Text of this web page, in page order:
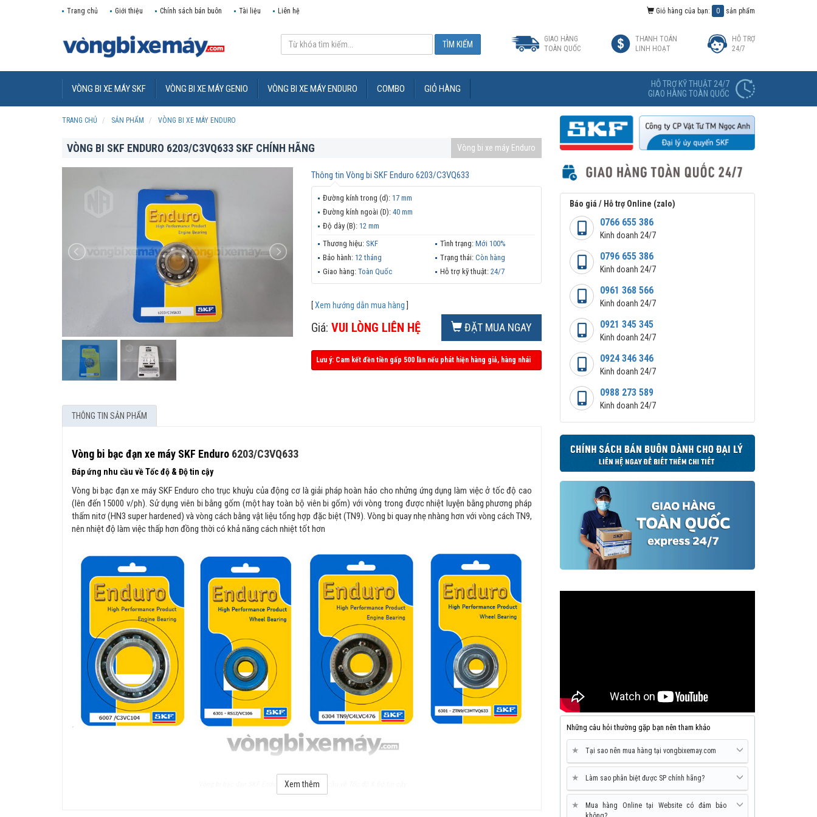
Trang chủ Giới thiệu Chính sách bán buôn Tài liệu Liên hệ Giỏ hàng của bạn: 0 sản phẩm
GIAO HÀNG
TOÀN QUỐC
THANH TOÁN
LINH HOẠT
HỖ TRỢ
24/7
VÒNG BI XE MÁY SKF VÒNG BI XE MÁY GENIO VÒNG BI XE MÁY ENDURO COMBO GIỎ HÀNG
HỖ TRỢ KỸ THUẬT 24/7
GIAO HÀNG TOÀN QUỐC
TRANG CHỦ SẢN PHẨM VÒNG BI XE MÁY ENDURO
VÒNG BI SKF ENDURO 6203/C3VQ633 SKF CHÍNH HÃNG Vòng bi xe máy Enduro
Thông tin Vòng bi SKF Enduro 6203/C3VQ633
Đường kính trong (d): 17 mm
Đường kính ngoài (D): 40 mm
Độ dày (B): 12 mm
Thương hiệu: SKF Tình trạng:Mới 100%
Bảo hành: 12 tháng Trạng thái:Còn hàng
Giao hàng: Toàn Quốc Hỗ trợ kỹ thuật:24/7
[Xem hướng dẫn mua hàng
Giá: VUI LÒNG LIÊN HỆ ĐẶT MUA NGAY
Lưu ý: Cam kết đền tiền gấp 500 lần nếu phát hiện hàng giả, hàng nhái
THÔNG TIN SẢN PHẨM
Vòng bi bạc đạn xe máy SKF Enduro 6203/C3VQ633
Đáp ứng nhu cầu về Tốc độ & Độ tin cậy
Vòng bi bạc đạn xe máy SKF Enduro cho trục khuỷu của động cơ là giải pháp hoàn hảo cho nhửng ứng dụng làm việc ở tốc độ cao
(lên đến 15000 v/ph). Sử dụng viên bi bằng gốm (một hay toàn bộ viên bi gốm) với vòng trong được nhiệt luyện bằng phương pháp
thấm nitơ (HN3 super hardened) và vòng cách bằng vật liệu tổng hợp đặc biệt (TN9). Vòng bi quay nhẹ nhàng hơn với vòng cách TN9,
nên nhiệt độ làm việc thấp hơn đồng thời có khả năng cách nhiệt tốt hơn
Vòng bi bạc đạn SKF Enduro - Đáp ứng nhu cầu về Tốc độ & Độ tin cậy
Xem thêm
Báo giá / Hỗ trợ Online (zalo)
0766 655 386
Kinh doanh 24/7
0796 655 386
Kinh doanh 24/7
0961 368 566
Kinh doanh 24/7
0921 345 345
Kinh doanh 24/7
0924 346 346
Kinh doanh 24/7
0988 273 589
Kinh doanh 24/7
Những câu hỏi thường gặp bạn nên tham khảo
★ Tại sao nên mua hàng tại vongbixemay.com
★ Làm sao phân biệt được SP chính hãng?
★
Mua hàng Online tại Website có đảm bảo